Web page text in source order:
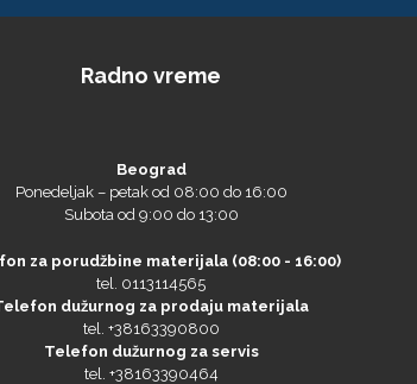
Radno vreme
Beograd
Ponedeljak – petak od 08:00 do 16:00
Subota od 9:00 do 13:00
za porudžbine materijala (08:00 - 16:00)
tel. 0113114565
dužurnog za prodaju materijala
tel. +38163390800
Telefon dužurnog za servis
tel. +38163390464